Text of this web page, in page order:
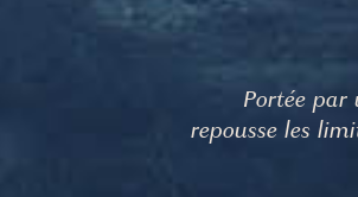
Portée par
repousse les